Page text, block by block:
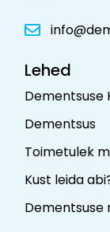
Lehed
Dementsuse
Dementsus
Toimetulek
Kust leida
Dementsuse